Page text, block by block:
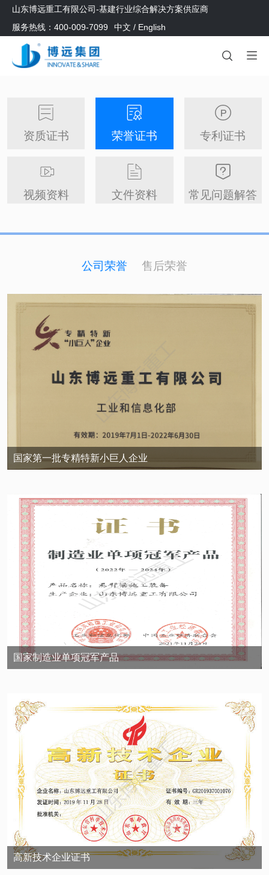
山东博远重工有限公司-基建行业综合解决方案供应商
服务热线：400-009-7099
中文 / English
资质证书 荣誉证书 专利证书
视频资料 文件资料 常见问题解答
公司荣誉 售后荣誉
国家第一批专精特新小巨人企业
国家制造业单项冠军产品
高新技术企业证书